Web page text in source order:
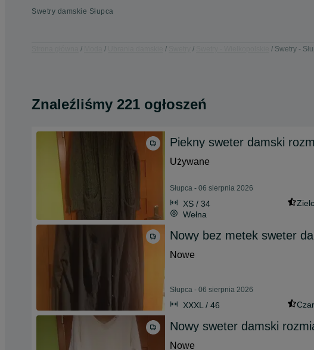
Swetry damskie Słupca
Swetry -
Znaleźliśmy 221 ogłoszeń
Piekny sweter damski
Używane
Słupca - 06 sierpnia 2026
XS / 34
Wełna
Nowy bez metek sweter
Nowe
Słupca - 06 sierpnia 2026
XXXL / 46
Nowy sweter damski
Nowe